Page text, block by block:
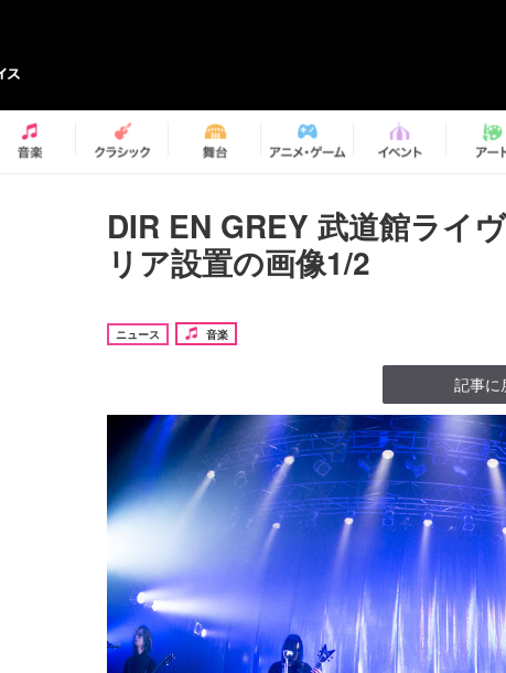
DIR EN GREY 武道館ライ
リア設置の画像1/2
ニュース 音楽
記事に